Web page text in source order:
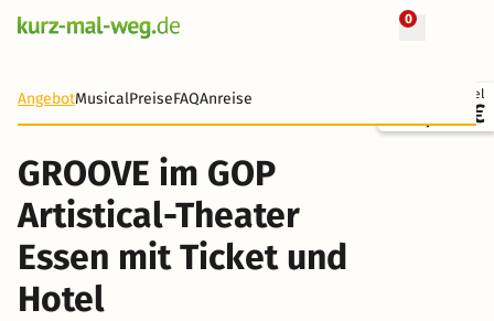
0
Ticket + Hotel
133,00 €
AngebotMusicalPreiseFAQAnreise
GROOVE im GOP
Artistical-Theater
Essen mit Ticket und
Hotel